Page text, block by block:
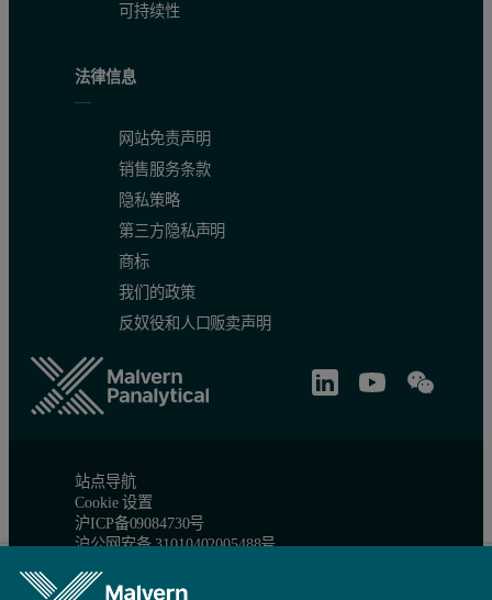
可持续性
法律信息
网站免责声明
销售服务条款
隐私策略
第三方隐私声明
商标
我们的政策
反奴役和人口贩卖声明
站点导航
Cookie 设置
沪ICP备09084730号
沪公网安备 31010402005488号